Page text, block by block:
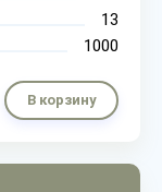
13
1000
В корзину